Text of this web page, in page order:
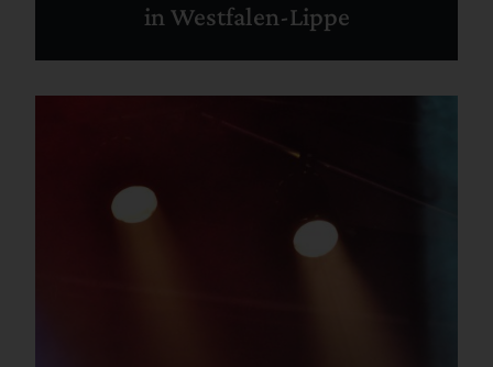
in Westfalen-Lippe